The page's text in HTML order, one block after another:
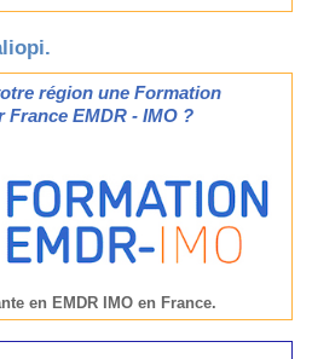
France EMDR - IMO ?
en EMDR IMO en France.